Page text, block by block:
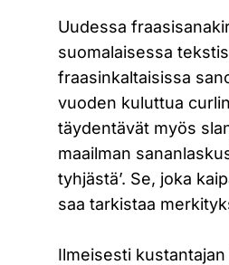
Uudessa
suomalaisessa
fraasinkaltaisissa
vuoden kuluttua
täydentävät myös
maailman
tyhjästä’. Se, joka
saa tarkistaa
Ilmeisesti